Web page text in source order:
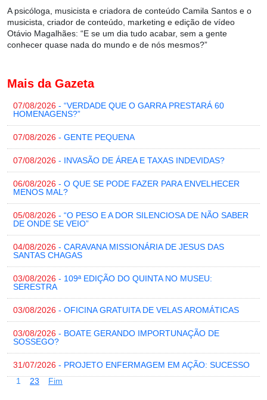
A psicóloga, musicista e criadora de conteúdo Camila Santos e o
musicista, criador de conteúdo, marketing e edição de vídeo
Otávio Magalhães: “E se um dia tudo acabar, sem a gente
conhecer quase nada do mundo e de nós mesmos?”
Mais da Gazeta
07/08/2026 - “VERDADE QUE O GARRA PRESTARÁ 60
HOMENAGENS?”
07/08/2026 - GENTE PEQUENA
07/08/2026 - INVASÃO DE ÁREA E TAXAS INDEVIDAS?
06/08/2026 - O QUE SE PODE FAZER PARA ENVELHECER
MENOS MAL?
05/08/2026 - “O PESO E A DOR SILENCIOSA DE NÃO SABER
DE ONDE SE VEIO”
04/08/2026 - CARAVANA MISSIONÁRIA DE JESUS DAS
SANTAS CHAGAS
03/08/2026 - 109ª EDIÇÃO DO QUINTA NO MUSEU:
SERESTRA
03/08/2026 - OFICINA GRATUITA DE VELAS AROMÁTICAS
03/08/2026 - BOATE GERANDO IMPORTUNAÇÃO DE
SOSSEGO?
31/07/2026 - PROJETO ENFERMAGEM EM AÇÃO: SUCESSO
1
23 Fim